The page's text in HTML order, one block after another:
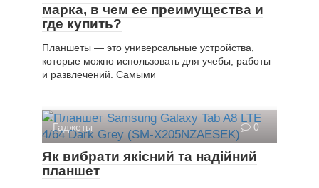
марка, в чем ее преимущества и
где купить?
Планшеты — это универсальные устройства,
которые можно использовать для учебы, работы
и развлечений. Самыми
Гаджеты 0
Як вибрати якісний та надійний
планшет